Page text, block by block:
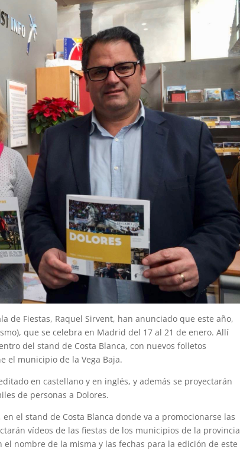
de Fiestas, Raquel Sirvent, han anunciado que este año,
que se celebra en Madrid del 17 al 21 de enero. Allí
del stand de Costa Blanca, con nuevos folletos
el municipio de la Vega Baja.
en castellano y en inglés, y además se proyectarán
de personas a Dolores.
el stand de Costa Blanca donde va a promocionarse las
vídeos de las fiestas de los municipios de la provincia
nombre de la misma y las fechas para la edición de este